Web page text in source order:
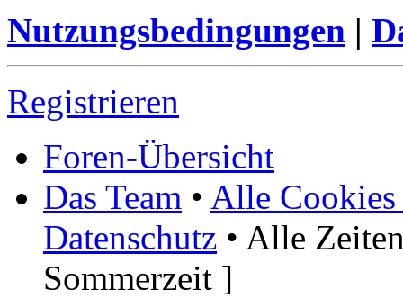
Nutzungsbedingungen |
Registrieren
Foren-Übersicht
Das Team • Alle Cookies
Datenschutz • Alle
Sommerzeit ]